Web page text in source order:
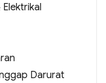
Elektrikal
Darurat